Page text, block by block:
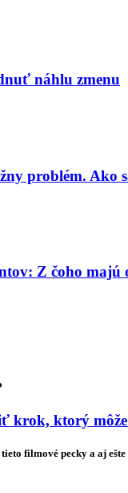
náhlu zmenu
problém. Ako
Z čoho majú
krok, ktorý
filmové pecky a aj